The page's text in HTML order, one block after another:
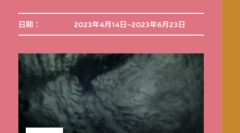
日期： 2023年4月14日–2023年6月23日